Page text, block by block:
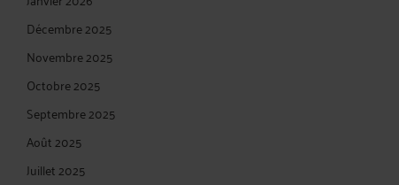
Décembre 2025
Novembre 2025
Octobre 2025
Septembre 2025
Août 2025
Juillet 2025